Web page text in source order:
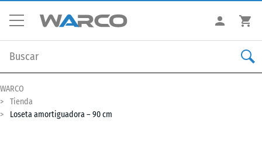
WARCO
Tienda
Loseta amortiguadora – 90 cm